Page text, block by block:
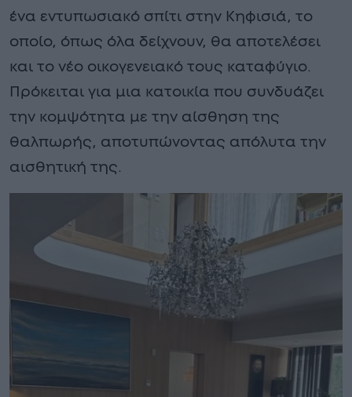
ένα εντυπωσιακό σπίτι στην Κηφισιά, το
οποίο, όπως όλα δείχνουν, θα αποτελέσει
και το νέο οικογενειακό τους καταφύγιο.
Πρόκειται για μια κατοικία που συνδυάζει
την κομψότητα με την αίσθηση της
θαλπωρής, αποτυπώνοντας απόλυτα την
αισθητική της.